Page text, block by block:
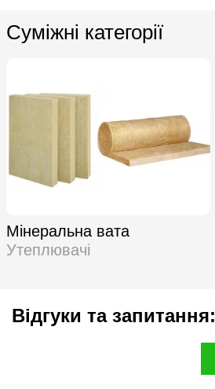
Суміжні категорії
Мінеральна вата
Утеплювачі
Відгуки та запитання: